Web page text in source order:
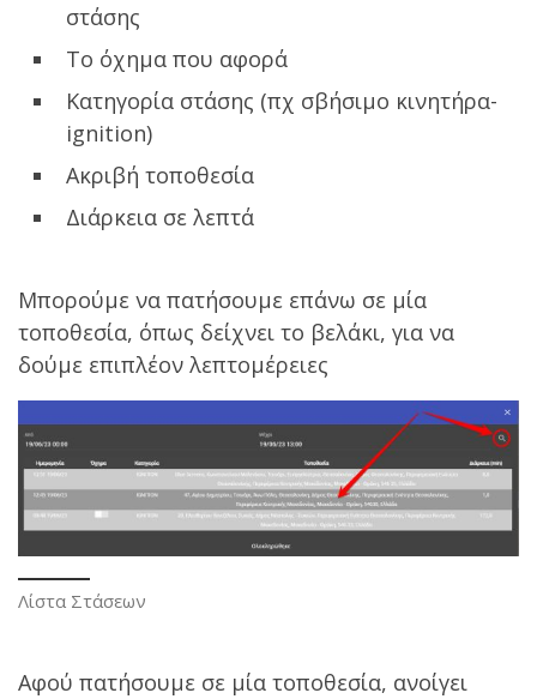
στάσης
Το όχημα που αφορά
Κατηγορία στάσης (πχ σβήσιμο κινητήρα-
ignition)
Ακριβή τοποθεσία
Διάρκεια σε λεπτά
Μπορούμε να πατήσουμε επάνω σε μία
τοποθεσία, όπως δείχνει το βελάκι, για να
δούμε επιπλέον λεπτομέρειες
Λίστα Στάσεων
Αφού πατήσουμε σε μία τοποθεσία, ανοίγει